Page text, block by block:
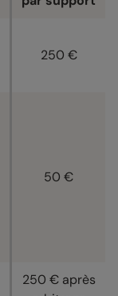
250 €
50 €
250 € après